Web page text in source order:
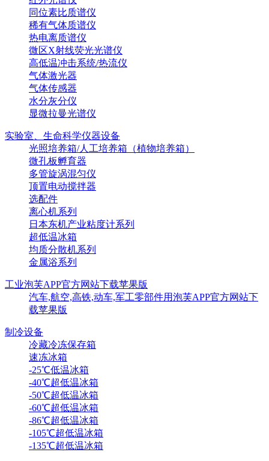
同位素比质谱仪
稀有气体质谱仪
热电离质谱仪
微区X射线荧光光谱仪
高低温冲击系统/热流仪
气体激光器
气体传感器
水分灰分仪
显微拉曼光谱仪
实验室、生命科学仪器设备
光照培养箱/人工培养箱（植物培养箱）
微孔板孵育器
多管旋涡混匀仪
顶置电动搅拌器
选配件
离心机系列
日本东机产业粘度计系列
超低温冰箱
均质分散机系列
金属浴系列
工业泡芙APP官方网站下载苹果版
汽车,航空,高铁,动车,军工零部件用泡芙APP官方网站下
载苹果版
制冷设备
冷藏冷冻保存箱
速冻冰箱
-25℃低温冰箱
-40℃超低温冰箱
-50℃超低温冰箱
-60℃超低温冰箱
-86℃超低温冰箱
-105℃超低温冰箱
-135℃超低温冰箱